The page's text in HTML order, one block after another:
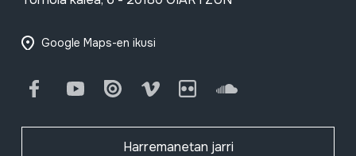
Google Maps-en ikusi
FacebookYoutube Issuu Vimeo Flickr SoundCloud
Harremanetan jarri